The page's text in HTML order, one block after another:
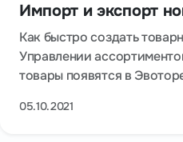
Импорт и экспорт
Как быстро создать
Управлении
товары появятся в
05.10.2021